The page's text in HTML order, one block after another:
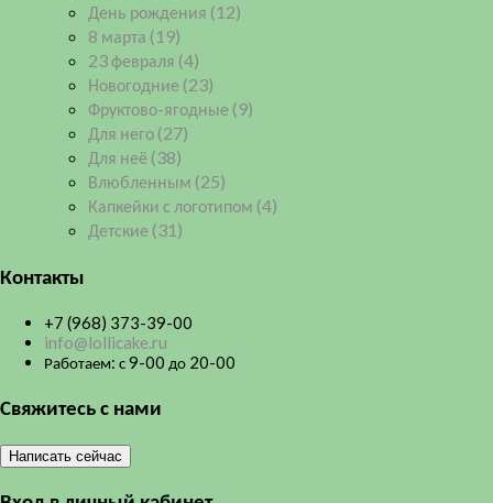
День рождения (12)
8 марта (19)
23 февраля (4)
Новогодние (23)
Фруктово-ягодные (9)
Для него (27)
Для неё (38)
Влюбленным (25)
Капкейки с логотипом (4)
Детские (31)
Контакты
+7 (968) 373-39-00
info@lollicake.ru
Работаем: с 9-00 до 20-00
Свяжитесь с нами
Написать сейчас